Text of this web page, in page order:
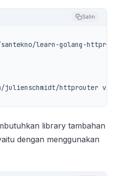
Salin
julienschmidt/httprouter
library tambahan
dengan menggunakan